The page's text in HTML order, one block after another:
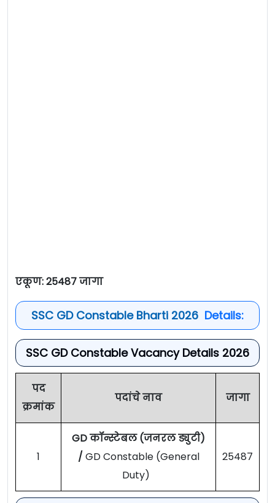
एकूण: 25487 जागा
SSC GD Constable Bharti 2026 Details:
SSC GD Constable Vacancy Details 2026
पद
क्रमांक
पदांचे नाव जागा
1
GD कॉन्स्टेबल (जनरल ड्युटी)
/ GD Constable (General
Duty)
25487